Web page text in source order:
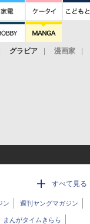
グラビア 漫画家
すべて見る
ン 週刊ヤングマガジン
まんがタイムきらら